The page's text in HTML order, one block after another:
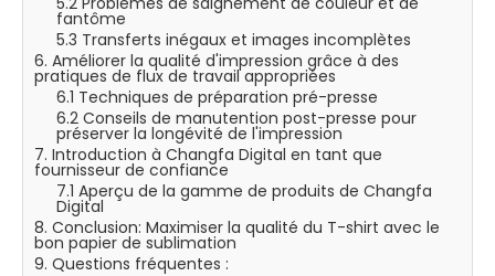
fantôme
5.3 Transferts inégaux et images incomplètes
6. Améliorer la qualité d'impression grâce à des
pratiques de flux de travail appropriées
6.1 Techniques de préparation pré-presse
6.2 Conseils de manutention post-presse pour
préserver la longévité de l'impression
7. Introduction à Changfa Digital en tant que
fournisseur de confiance
7.1 Aperçu de la gamme de produits de Changfa
Digital
8. Conclusion: Maximiser la qualité du T-shirt avec le
bon papier de sublimation
9. Questions fréquentes :